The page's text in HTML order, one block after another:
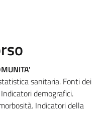
sanitaria. Fonti dei
demografici.
Indicatori della